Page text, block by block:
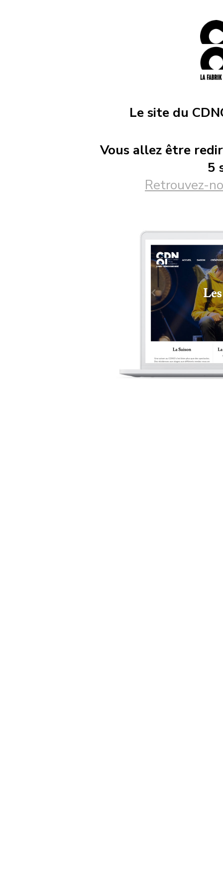
Le site du
Vous allez être
5
Retrouvez-